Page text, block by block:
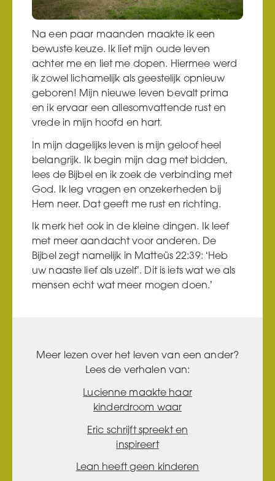
Na een paar maanden maakte ik een
bewuste keuze. Ik liet mijn oude leven
achter me en liet me dopen. Hiermee werd
ik zowel lichamelijk als geestelijk opnieuw
geboren! Mijn nieuwe leven bevalt prima
en ik ervaar een allesomvattende rust en
vrede in mijn hoofd en hart.
In mijn dagelijks leven is mijn geloof heel
belangrijk. Ik begin mijn dag met bidden,
lees de Bijbel en ik zoek de verbinding met
God. Ik leg vragen en onzekerheden bij
Hem neer. Dat geeft me rust en richting.
Ik merk het ook in de kleine dingen. Ik leef
met meer aandacht voor anderen. De
Bijbel zegt namelijk in Matteüs 22:39: ‘Heb
uw naaste lief als uzelf’. Dit is iets wat we als
mensen echt wat meer mogen doen.’
Meer lezen over het leven van een ander?
Lees de verhalen van:
Lucienne maakte haar
kinderdroom waar
Eric schrijft spreekt en
inspireert
Lean heeft geen kinderen